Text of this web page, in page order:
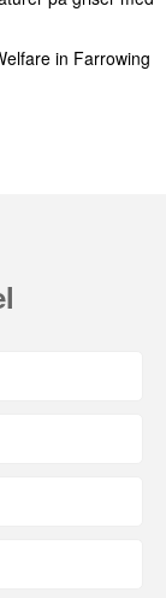
in Farrowing